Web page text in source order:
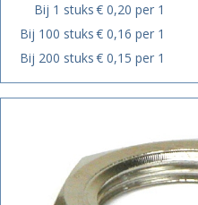
Bij 1 stuks€ 0,20 per 1
Bij 100 stuks€ 0,16 per 1
Bij 200 stuks€ 0,15 per 1